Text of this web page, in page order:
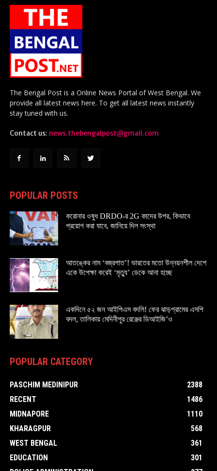
The Bengal Post is a Online News Portal of West Bengal. We
provide all latest news here. To get all latest news instantly
stay tuned with us.
Contact us: news.thebengalpost@gmail.com
POPULAR POSTS
করোনার ওষুধ DRDO-র 2G কাদের উপর, কিভাবে
প্রয়োগ করা যাবে, জানিয়ে দিল সংস্থা
আতঙ্কের নাম ‘বজ্রপাত’! ভারতের মতো উন্নয়নশীল দেশে
একে উপেক্ষা করেই ‘মৃত্যু’ ডেকে আনা হচ্ছে
একদিনে ৫২ জন আইপিএস বদলি! ফের ঝাড়গ্রামের এসপি
বদল, তালিকায় মেদিনীপুর রেঞ্জের ডিআইজি’ও
POPULAR CATEGORY
PASCHIM MEDINIPUR
2388
RECENT
1486
MIDNAPORE
1110
KHARAGPUR
568
WEST BENGAL
361
EDUCATION
301